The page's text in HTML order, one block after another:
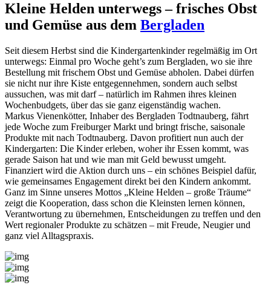
Kleine Helden unterwegs – frisches Obst
und Gemüse aus dem Bergladen
Seit diesem Herbst sind die Kindergartenkinder regelmäßig im Ort
unterwegs: Einmal pro Woche geht’s zum Bergladen, wo sie ihre
Bestellung mit frischem Obst und Gemüse abholen. Dabei dürfen
sie nicht nur ihre Kiste entgegennehmen, sondern auch selbst
aussuchen, was mit darf – natürlich im Rahmen ihres kleinen
Wochenbudgets, über das sie ganz eigenständig wachen.
Markus Vienenkötter, Inhaber des Bergladen Todtnauberg, fährt
jede Woche zum Freiburger Markt und bringt frische, saisonale
Produkte mit nach Todtnauberg. Davon profitiert nun auch der
Kindergarten: Die Kinder erleben, woher ihr Essen kommt, was
gerade Saison hat und wie man mit Geld bewusst umgeht.
Finanziert wird die Aktion durch uns – ein schönes Beispiel dafür,
wie gemeinsames Engagement direkt bei den Kindern ankommt.
Ganz im Sinne unseres Mottos „Kleine Helden – große Träume“
zeigt die Kooperation, dass schon die Kleinsten lernen können,
Verantwortung zu übernehmen, Entscheidungen zu treffen und den
Wert regionaler Produkte zu schätzen – mit Freude, Neugier und
ganz viel Alltagspraxis.